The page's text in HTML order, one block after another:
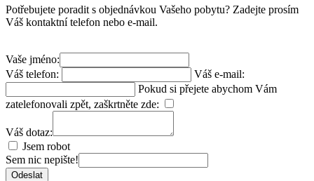
Potřebujete poradit s objednávkou Vašeho pobytu? Zadejte prosím
Váš kontaktní telefon nebo e-mail.
Vaše jméno:
Váš telefon:
Váš e-mail:
Pokud si přejete abychom Vám
zatelefonovali zpět, zaškrtněte zde:
Váš dotaz:
Jsem robot
Sem nic nepište!
Odeslat